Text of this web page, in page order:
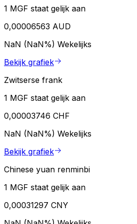
1 MGF staat gelijk aan
0,00006563 AUD
NaN (NaN%) Wekelijks
Bekijk grafiek
Zwitserse frank
1 MGF staat gelijk aan
0,00003746 CHF
NaN (NaN%) Wekelijks
Bekijk grafiek
Chinese yuan renminbi
1 MGF staat gelijk aan
0,00031297 CNY